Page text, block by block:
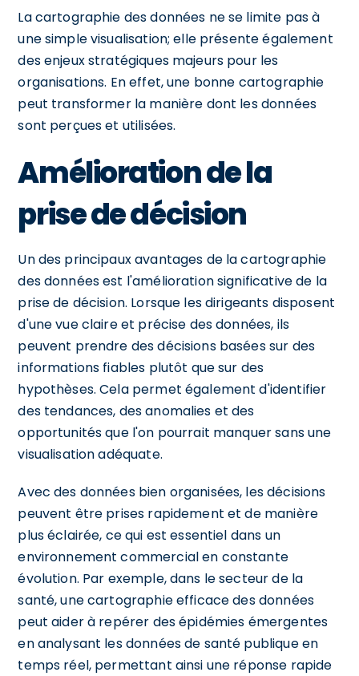
La cartographie des données ne se limite pas à
une simple visualisation; elle présente également
des enjeux stratégiques majeurs pour les
organisations. En effet, une bonne cartographie
peut transformer la manière dont les données
sont perçues et utilisées.
Amélioration de la
prise de décision
Un des principaux avantages de la cartographie
des données est l'amélioration significative de la
prise de décision. Lorsque les dirigeants disposent
d'une vue claire et précise des données, ils
peuvent prendre des décisions basées sur des
informations fiables plutôt que sur des
hypothèses. Cela permet également d'identifier
des tendances, des anomalies et des
opportunités que l'on pourrait manquer sans une
visualisation adéquate.
Avec des données bien organisées, les décisions
peuvent être prises rapidement et de manière
plus éclairée, ce qui est essentiel dans un
environnement commercial en constante
évolution. Par exemple, dans le secteur de la
santé, une cartographie efficace des données
peut aider à repérer des épidémies émergentes
en analysant les données de santé publique en
temps réel, permettant ainsi une réponse rapide